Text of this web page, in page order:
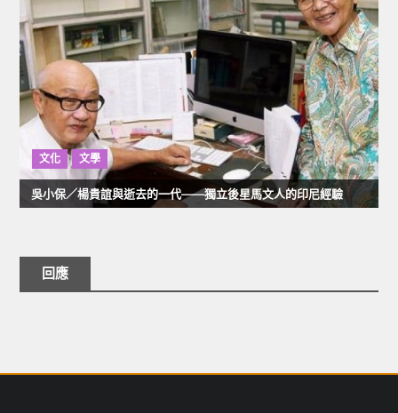
文化 文學
吳小保／楊貴誼與逝去的一代——獨立後星馬文人的印尼經驗
回應